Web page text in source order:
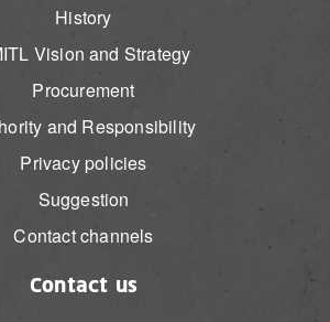
History
Vision and Strategy
Procurement
and Responsibility
Privacy policies
Suggestion
Contact channels
Contact us